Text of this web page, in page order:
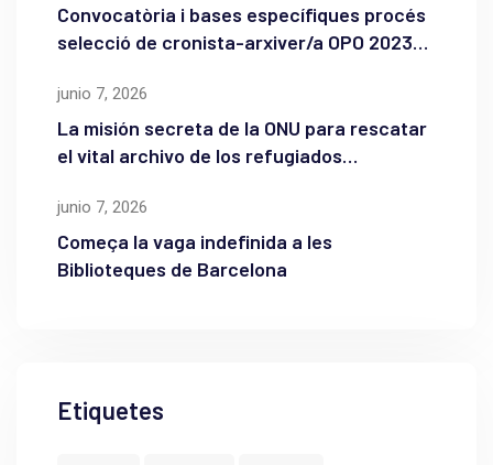
Convocatòria i bases específiques procés
selecció de cronista-arxiver/a OPO 2023
junio 7, 2026
La misión secreta de la ONU para rescatar
el vital archivo de los refugiados
junio 7, 2026
Começa la vaga indefinida a les
Biblioteques de Barcelona
Etiquetes